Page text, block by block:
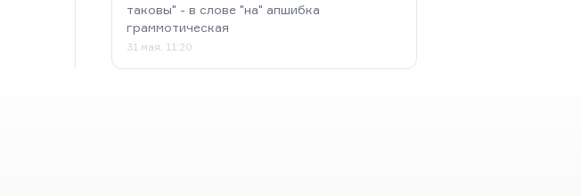
таковы" - в слове "на" апшибка
граммотическая
31 мая, 11:20